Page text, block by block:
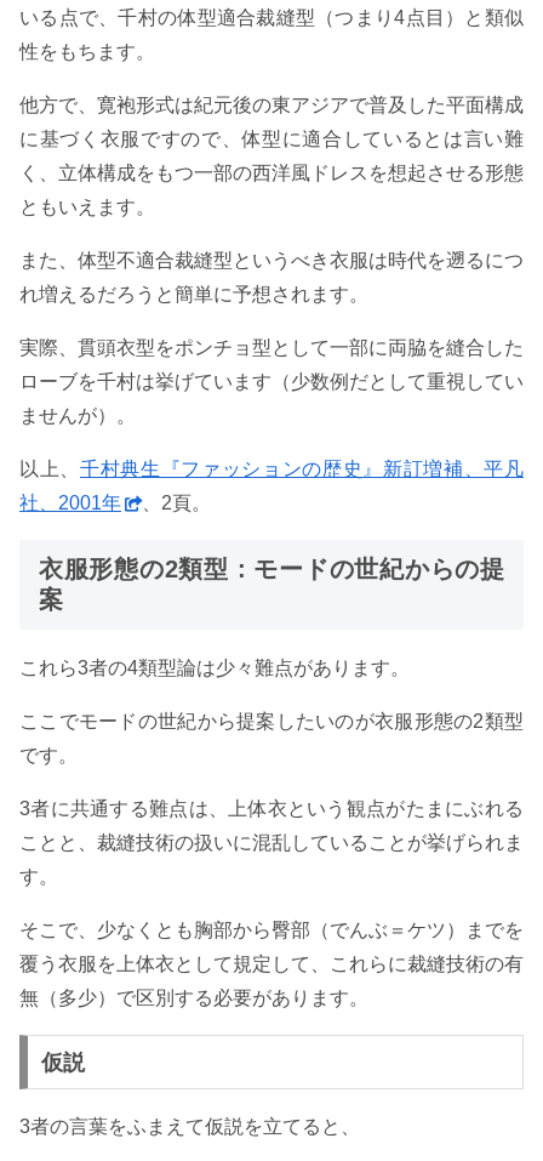
いる点で、千村の体型適合裁縫型（つまり4点目）と類似
性をもちます。
他方で、寛袍形式は紀元後の東アジアで普及した平面構成
に基づく衣服ですので、体型に適合しているとは言い難
く、立体構成をもつ一部の西洋風ドレスを想起させる形態
ともいえます。
また、体型不適合裁縫型というべき衣服は時代を遡るにつ
れ増えるだろうと簡単に予想されます。
実際、貫頭衣型をポンチョ型として一部に両脇を縫合した
ローブを千村は挙げています（少数例だとして重視してい
ませんが）。
以上、 千村典生『ファッションの歴史』新訂増補、平凡
社、2001年
、2頁。
衣服形態の2類型 : モードの世紀からの提
案
これら3者の4類型論は少々難点があります。
ここでモードの世紀から提案したいのが衣服形態の2類型
です。
3者に共通する難点は、上体衣という観点がたまにぶれる
ことと、裁縫技術の扱いに混乱していることが挙げられま
す。
そこで、少なくとも胸部から臀部（でんぶ＝ケツ）までを
覆う衣服を上体衣として規定して、これらに裁縫技術の有
無（多少）で区別する必要があります。
仮説
3者の言葉をふまえて仮説を立てると、